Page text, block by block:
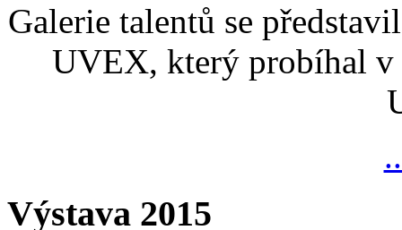
Galerie talentů se
UVEX, který probíhal v
Výstava 2015